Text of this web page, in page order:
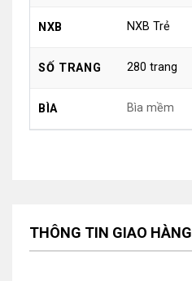
NXB NXB Trẻ
SỐ TRANG 280 trang
BÌA Bìa mềm
THÔNG TIN GIAO HÀNG